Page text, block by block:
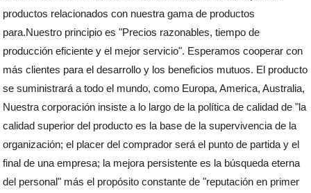
productos relacionados con nuestra gama de productos
para.Nuestro principio es "Precios razonables, tiempo de
producción eficiente y el mejor servicio". Esperamos cooperar con
más clientes para el desarrollo y los beneficios mutuos. El producto
se suministrará a todo el mundo, como Europa, America, Australia,
Nuestra corporación insiste a lo largo de la política de calidad de "la
calidad superior del producto es la base de la supervivencia de la
organización; el placer del comprador será el punto de partida y el
final de una empresa; la mejora persistente es la búsqueda eterna
del personal" más el propósito constante de "reputación en primer